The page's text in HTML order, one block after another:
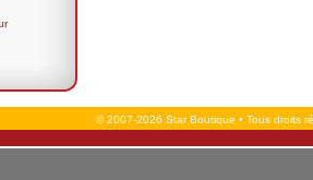
© 2007-2026 Star Boutique • Tous droits